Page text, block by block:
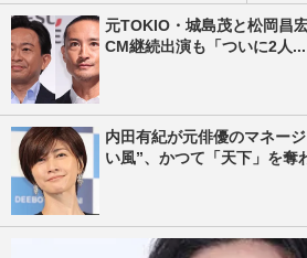
元TOKIO・城島茂と松岡昌
CM継続出演も「ついに2人...
内田有紀が元俳優のマネー
い風”、かつて「天下」を奪